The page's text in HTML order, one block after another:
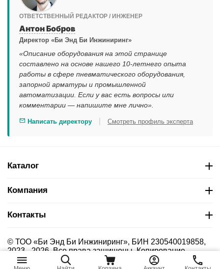
ОТВЕТСТВЕННЫЙ РЕДАКТОР / ИНЖЕНЕР
Антон Бобров
Директор «Би Энд Би Инжиниринг»
«Описание оборудования на этой странице
составлено на основе нашего 10-летнего опыта
работы в сфере пневматического оборудования,
запорной арматуры и промышленной
автоматизации. Если у вас есть вопросы или
комментарии — напишите мне лично».
Написать директору Смотреть профиль эксперта
Каталог
Компания
Контакты
© ТОО «Би Энд Би Инжиниринг», БИН 230540019858,
2023 - 2026. Все права защищены. Копирование
материалов сайта без указания страницы-источника